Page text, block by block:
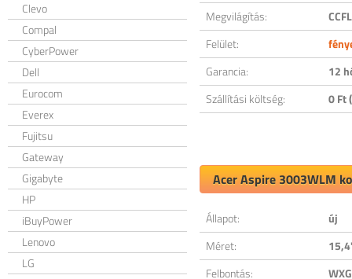
Clevo
Compal
CyberPower
Dell
Eurocom
Everex
Fujitsu
Gateway
Gigabyte
HP
iBuyPower
Lenovo
LG
Megvilágítás:
CCFL
Felület:
Garancia:
12
Szállítási költség:
0 Ft
Acer Aspire 3003WLM
Állapot:
új
Méret:
Felbontás: